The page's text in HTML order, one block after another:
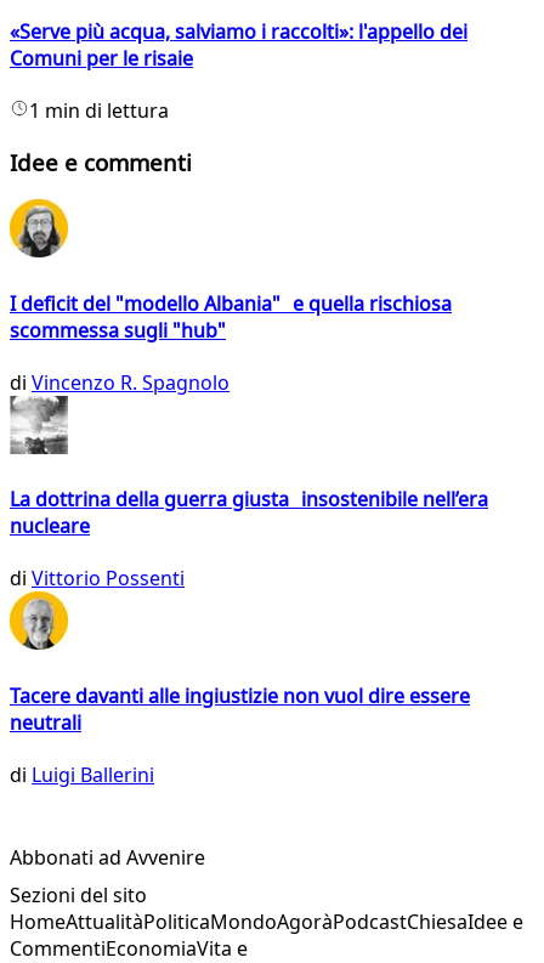
«Serve più acqua, salviamo i raccolti»: l'appello dei
Comuni per le risaie
1 min di lettura
Idee e commenti
I deficit del "modello Albania" e quella rischiosa
scommessa sugli "hub"
di Vincenzo R. Spagnolo
La dottrina della guerra giusta insostenibile nell’era
nucleare
di Vittorio Possenti
Tacere davanti alle ingiustizie non vuol dire essere
neutrali
di Luigi Ballerini
Abbonati ad Avvenire
Sezioni del sito
HomeAttualitàPoliticaMondoAgoràPodcastChiesaIdee e
CommentiEconomiaVita e